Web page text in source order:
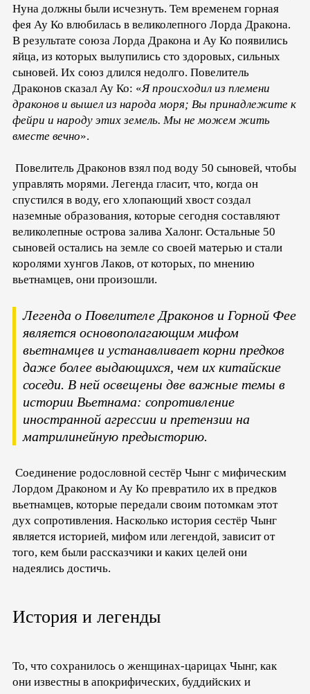
Нуна должны были исчезнуть. Тем временем горная
фея Ау Ко влюбилась в великолепного Лорда Дракона.
В результате союза Лорда Дракона и Ау Ко появились
яйца, из которых вылупились сто здоровых, сильных
сыновей. Их союз длился недолго. Повелитель
Драконов сказал Ау Ко: «Я происходил из племени
драконов и вышел из народа моря; Вы принадлежите к
фейри и народу этих земель. Мы не можем жить
вместе вечно».
Повелитель Драконов взял под воду 50 сыновей, чтобы
управлять морями. Легенда гласит, что, когда он
спустился в воду, его хлопающий хвост создал
наземные образования, которые сегодня составляют
великолепные острова залива Халонг. Остальные 50
сыновей остались на земле со своей матерью и стали
королями хунгов Лаков, от которых, по мнению
вьетнамцев, они произошли.
Легенда о Повелителе Драконов и Горной Фее
является основополагающим мифом
вьетнамцев и устанавливает корни предков
даже более выдающихся, чем их китайские
соседи. В ней освещены две важные темы в
истории Вьетнама: сопротивление
иностранной агрессии и претензии на
матрилинейную предысторию.
Соединение родословной сестёр Чынг с мифическим
Лордом Драконом и Ау Ко превратило их в предков
вьетнамцев, которые передали своим потомкам этот
дух сопротивления. Насколько история сестёр Чынг
является историей, мифом или легендой, зависит от
того, кем были рассказчики и каких целей они
надеялись достичь.
История и легенды
То, что сохранилось о женщинах-царицах Чынг, как
они известны в апокрифических, буддийских и